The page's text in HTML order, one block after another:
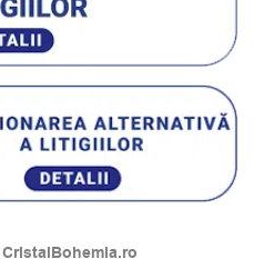
CristalBohemia.ro